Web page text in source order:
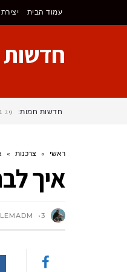
עמוד הבית
חדשות
חדשות חמות: 29 ביולי 2026
ראשי » צרכנות »
איך
3 במרץ 2025